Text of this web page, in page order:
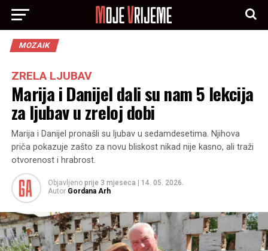
MOZAIK
ZRELA LJUBAV
Marija i Danijel dali su nam 5 lekcija
za ljubav u zreloj dobi
Marija i Danijel pronašli su ljubav u sedamdesetima. Njihova
priča pokazuje zašto za novu bliskost nikad nije kasno, ali traži
otvorenost i hrabrost.
Objavljeno prije 3 mjeseca
14. 05. 2026.
Autor Gordana Arh